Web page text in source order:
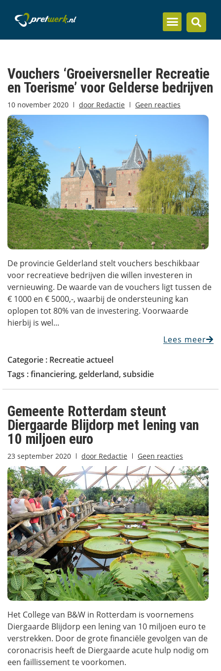
Vouchers ‘Groeiversneller Recreatie
en Toerisme’ voor Gelderse bedrijven
10 november 2020 door Redactie Geen reacties
De provincie Gelderland stelt vouchers beschikbaar
voor recreatieve bedrijven die willen investeren in
vernieuwing. De waarde van de vouchers ligt tussen de
€ 1000 en € 5000,-, waarbij de ondersteuning kan
oplopen tot 80% van de investering. Voorwaarde
hierbij is wel...
Lees meer
Categorie : Recreatie actueel
Tags :financiering, gelderland, subsidie
Gemeente Rotterdam steunt
Diergaarde Blijdorp met lening van
10 miljoen euro
23 september 2020 door Redactie Geen reacties
Het College van B&W in Rotterdam is voornemens
Diergaarde Blijdorp een lening van 10 miljoen euro te
verstrekken. Door de grote financiële gevolgen van de
coronacrisis heeft de Diergaarde acute hulp nodig om
een faillissement te voorkomen.